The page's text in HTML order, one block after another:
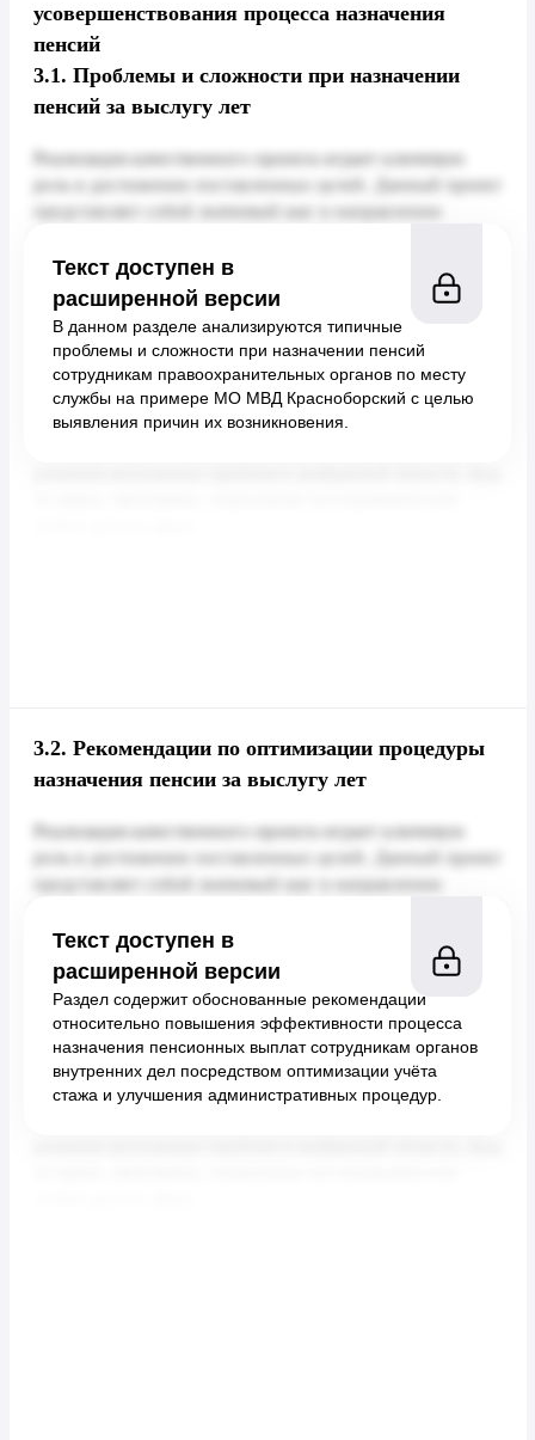
усовершенствования процесса назначения
пенсий
3.1. Проблемы и сложности при назначении
пенсий за выслугу лет
Текст доступен в
расширенной версии
В данном разделе анализируются типичные
проблемы и сложности при назначении пенсий
сотрудникам правоохранительных органов по месту
службы на примере МО МВД Красноборский с целью
выявления причин их возникновения.
3.2. Рекомендации по оптимизации процедуры
назначения пенсии за выслугу лет
Текст доступен в
расширенной версии
Раздел содержит обоснованные рекомендации
относительно повышения эффективности процесса
назначения пенсионных выплат сотрудникам органов
внутренних дел посредством оптимизации учёта
стажа и улучшения административных процедур.